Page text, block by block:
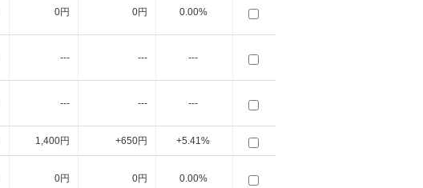
0円 0円 0.00%
--- --- ---
--- --- ---
1,400円 +650円 +5.41%
0円 0円 0.00%